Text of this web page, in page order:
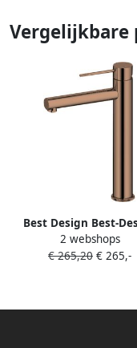
Vergelijkbare
Best Design Best-
Sulgen Hoge
wastafelmengkraan
2 webshops
€ 265,20 € 265,-